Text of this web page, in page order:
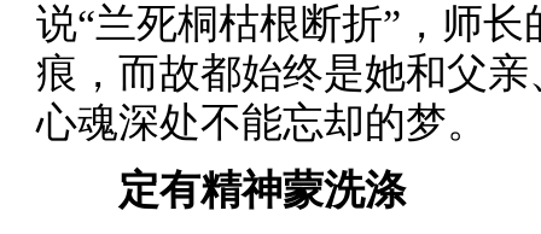
说“兰死桐枯根断折”，师
痕，而故都始终是她和父
心魂深处不能忘却的梦。
定有精神蒙洗涤